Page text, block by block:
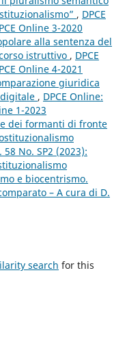
, DPCE
Online 3-2020
alla sentenza del
istruttivo , DPCE
Online 4-2021
giuridica
, DPCE Online:
1-2023
dei formanti di fronte
58 No. SP2 (2023):
e biocentrismo.
– A cura di D.
search for this